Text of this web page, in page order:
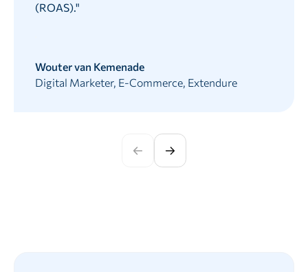
(ROAS)."
Wouter van Kemenade
Digital Marketer, E-Commerce, Extendure